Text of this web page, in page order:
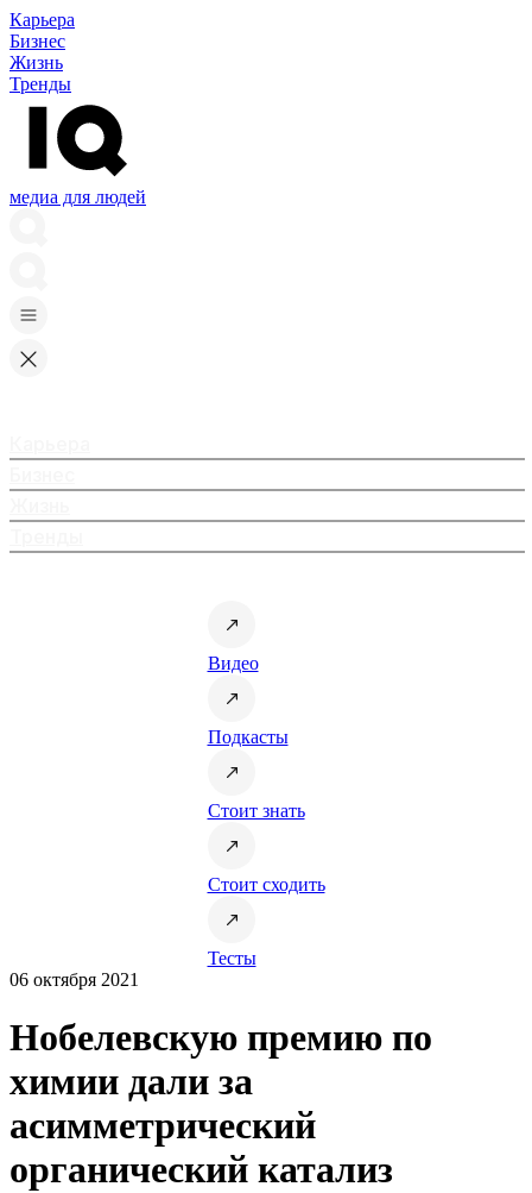
Карьера
Бизнес
Жизнь
Тренды
медиа для людей
Видео
Подкасты
Стоит знать
Стоит сходить
Тесты
06 октября 2021
Нобелевскую премию по
химии дали за
асимметрический
органический катализ